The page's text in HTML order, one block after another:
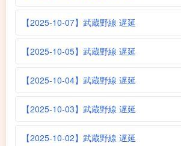
【2025-10-07】武蔵野線 遅延
【2025-10-05】武蔵野線 遅延
【2025-10-04】武蔵野線 遅延
【2025-10-03】武蔵野線 遅延
【2025-10-02】武蔵野線 遅延